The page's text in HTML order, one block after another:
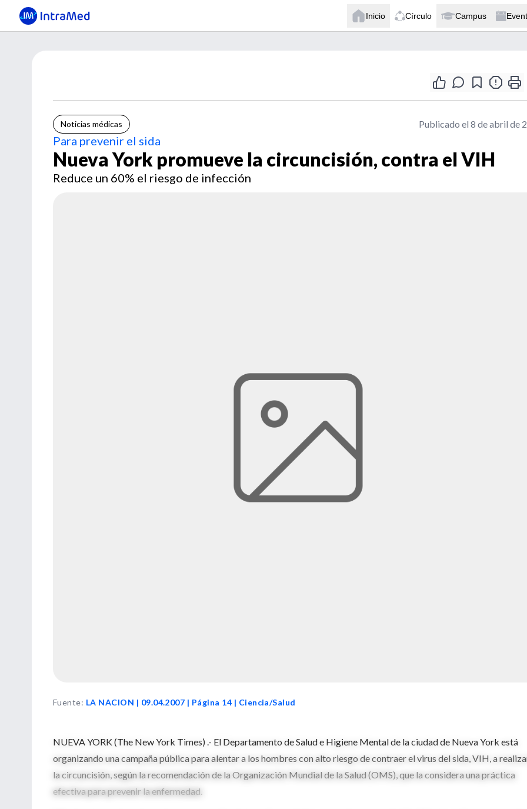
Inicio Círculo Campus
Noticias médicas Publicado el 8 de abril de
Para prevenir el sida
Nueva York promueve la circuncisión, contra el VIH
Reduce un 60% el riesgo de infección
Fuente: LA NACION | 09.04.2007 | Página 14 | Ciencia/Salud
NUEVA YORK (The New York Times) .- El Departamento de Salud e Higiene Mental de la ciudad de Nueva York está
organizando una campaña pública para alentar a los hombres con alto riesgo de contraer el virus del sida, VIH, a
la circuncisión, según la recomendación de la Organización Mundial de la Salud (OMS), que la considera una práctica
efectiva para prevenir la enfermedad.